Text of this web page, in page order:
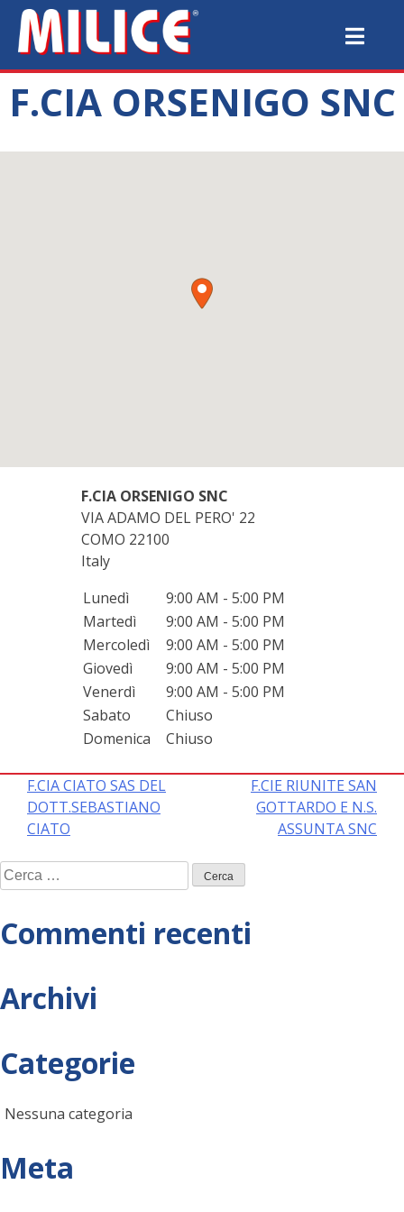
F.CIA ORSENIGO SNC
F.CIA ORSENIGO SNC
VIA ADAMO DEL PERO' 22
COMO 22100
Italy
Lunedì
9:00 AM - 5:00 PM
Martedì
9:00 AM - 5:00 PM
Mercoledì
9:00 AM - 5:00 PM
Giovedì
9:00 AM - 5:00 PM
Venerdì
9:00 AM - 5:00 PM
Sabato
Chiuso
Domenica
Chiuso
Navigazione
articoli
F.CIA CIATO SAS DEL
DOTT.SEBASTIANO
CIATO
F.CIE RIUNITE SAN
GOTTARDO E N.S.
ASSUNTA SNC
Ricerca
per:
Commenti recenti
Archivi
Categorie
Nessuna categoria
Meta